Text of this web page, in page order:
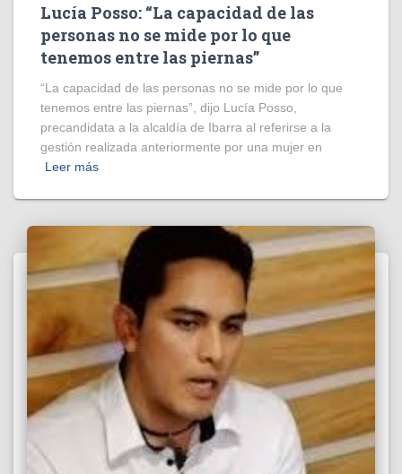
Lucía Posso: “La capacidad de las
personas no se mide por lo que
tenemos entre las piernas”
“La capacidad de las personas no se mide por lo que
tenemos entre las piernas”, dijo Lucía Posso,
precandidata a la alcaldía de Ibarra al referirse a la
gestión realizada anteriormente por una mujer en
Leer más